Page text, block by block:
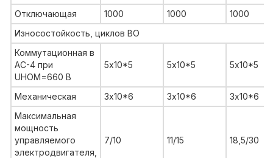
Отключающая
1000 1000
1000
Износостойкость, циклов ВО
Коммутационная в
АС-4 при
UНОМ=660 В
5х10*5 5х10*5 5х10*5
Механическая 3х10*6 3х10*6
3х10*6
Максимальная
мощность
управляемого
электродвигателя,
7/10 11/15 18,5/30